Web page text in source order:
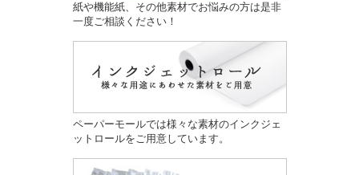
紙や機能紙、その他素材でお悩みの方は是非
一度ご相談ください！
ペーパーモールでは様々な素材のインクジェ
ットロールをご用意しています。